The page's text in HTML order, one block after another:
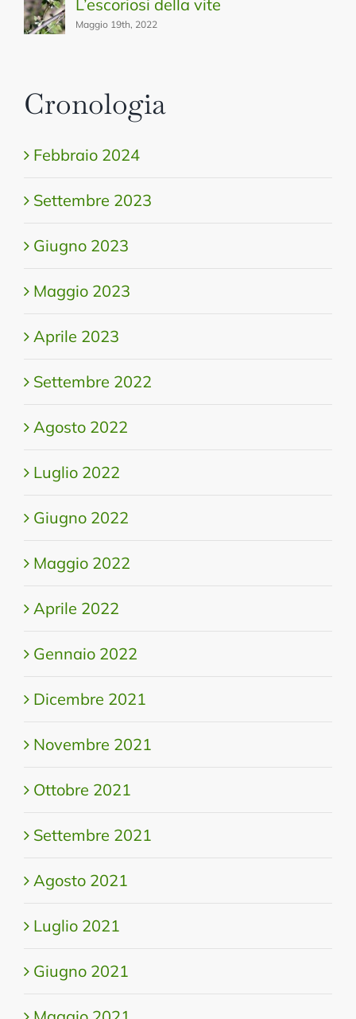
L’escoriosi della vite
Maggio 19th, 2022
Cronologia
Febbraio 2024
Settembre 2023
Giugno 2023
Maggio 2023
Aprile 2023
Settembre 2022
Agosto 2022
Luglio 2022
Giugno 2022
Maggio 2022
Aprile 2022
Gennaio 2022
Dicembre 2021
Novembre 2021
Ottobre 2021
Settembre 2021
Agosto 2021
Luglio 2021
Giugno 2021